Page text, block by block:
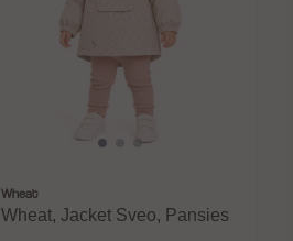
Wheat
Wheat, Jacket Sveo, Pansies